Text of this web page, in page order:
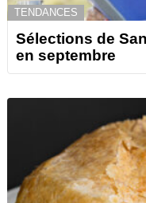
TENDANCES
Sélections de
en septembre